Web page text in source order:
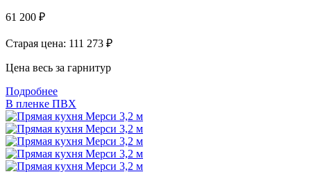
61 200 ₽
Старая цена: 111 273 ₽
Цена весь за гарнитур
Подробнее
В пленке ПВХ